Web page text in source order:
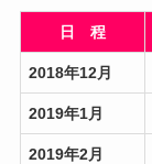
日 程
2018年12月
2019年1月
2019年2月